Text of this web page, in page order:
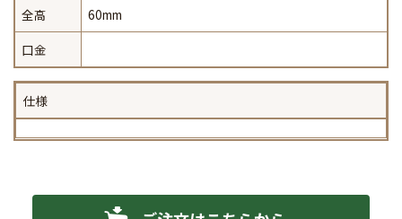
全高
60mm
口金
仕様